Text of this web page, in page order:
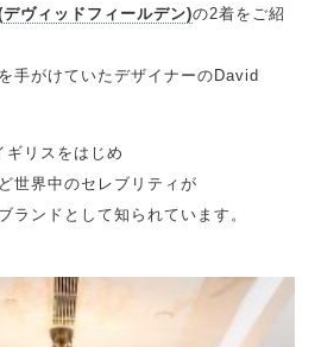
ヴィッドフィールデン)の2着をご紹
手がけていたデザイナーのDavid
リスをはじめ
世界中のセレブリティが
ランドとして知られています。